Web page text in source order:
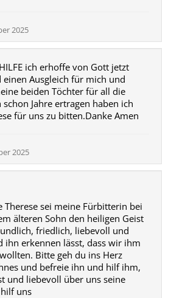
2025
ich erhoffe von Gott jetzt
Ausgleich für mich und
beiden Töchter für all die
Jahre ertragen haben ich
für uns zu bitten.Danke Amen
2025
Therese sei meine Fürbitterin bei
älteren Sohn den heiligen Geist
friedlich, liebevoll und
ihn erkennen lässt, dass wir ihm
Bitte geh du ins Herz
und befreie ihn und hilf ihm,
und liebevoll über uns seine
uns